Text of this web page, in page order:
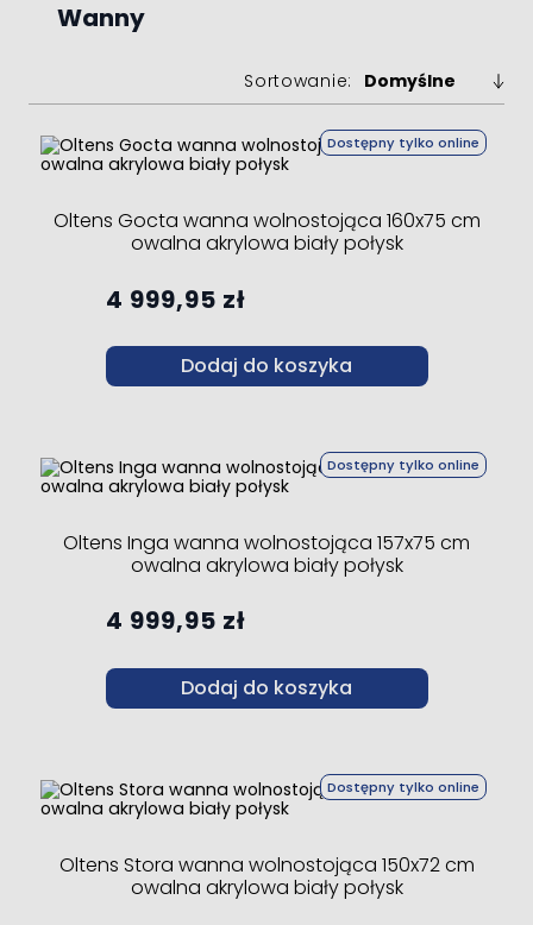
Wanny
Sortowanie:
Dostępny tylko online
Oltens Gocta wanna wolnostojąca 160x75 cm
owalna akrylowa biały połysk
4 999,95 zł
Dodaj do koszyka
Dostępny tylko online
Oltens Inga wanna wolnostojąca 157x75 cm
owalna akrylowa biały połysk
4 999,95 zł
Dodaj do koszyka
Dostępny tylko online
Oltens Stora wanna wolnostojąca 150x72 cm
owalna akrylowa biały połysk